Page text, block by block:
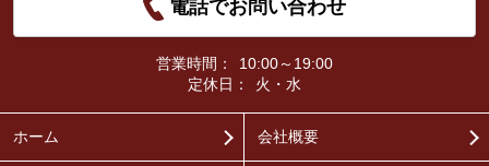
電話でお問い合わせ
営業時間：
10:00～19:00
定休日：
火・水
ホーム 会社概要